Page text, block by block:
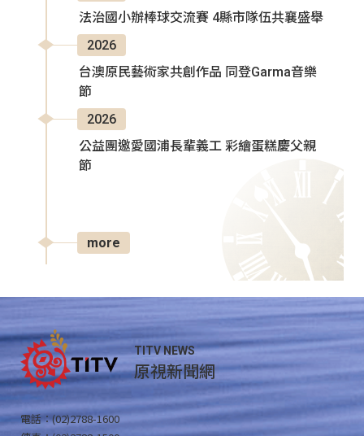
法治國小辦棒球交流賽 4縣市隊伍共襄盛舉
2026
台澳原民藝術家共創作品 同登Garma音樂
節
2026
公益團邀愛國浦長輩義工 彩繪蛋糕慶父親
節
more
TITV NEWS
原視新聞網
電話：(02)2788-1600